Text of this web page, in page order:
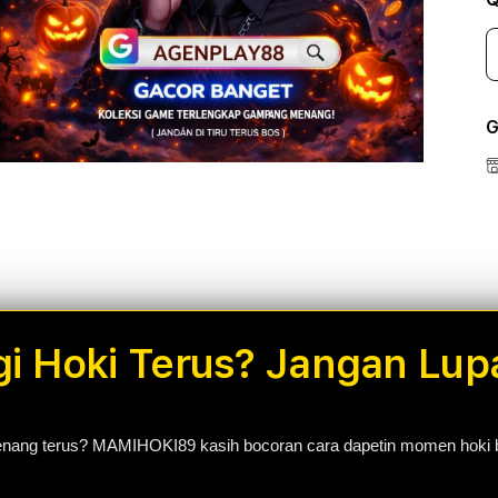
Hoki Terus? Jangan
terus? MAMIHOKI89 kasih bocoran cara dapetin momen hoki